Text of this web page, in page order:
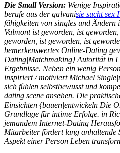
Die Small Version: Wenige
berufe aus der galvanisie sucht sex
fähigkeiten von singles und
Valmont ist geworden, ist
geworden, ist geworden, ist
bemerkenswertes Online-Dating
Dating|Matchmaking} Autorität in
Ergebnisse. Neben ein wenig
inspiriert / motiviert Michael
sich fühlen selbstbewusst und
dating scene ansehen. Die
Einsichten {bauen|entwickeln Die
Grundlage für intime Erfolge. in
jemandem Internet-Dating
Mitarbeiter fördert lang anhaltende
Aspekt einer Person Leben